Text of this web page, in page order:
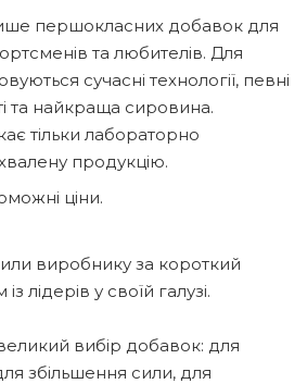
першокласних добавок для
та любителів. Для
сучасні технології, певні
та найкраща сировина.
тільки лабораторно
продукцію.
ціни.
виробнику за короткий
лідерів у своїй галузі.
вибір добавок: для
збільшення сили, для